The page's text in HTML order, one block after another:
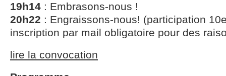
19h14 : Embrasons-nous !
20h22 : Engraissons-nous! (participation
inscription par mail obligatoire pour des
lire la convocation